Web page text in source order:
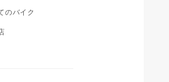
のバイク